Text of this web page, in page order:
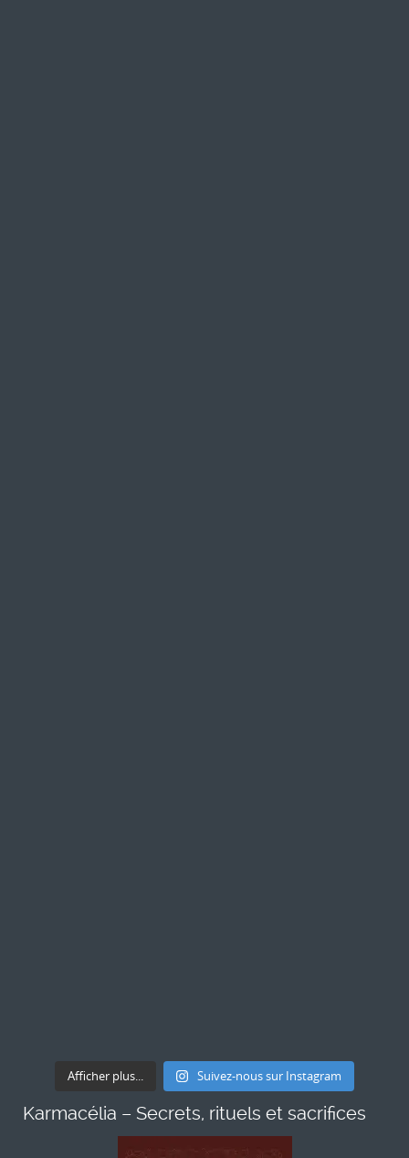
Afficher plus... Suivez-nous sur Instagram
Karmacélia – Secrets, rituels et sacrifices